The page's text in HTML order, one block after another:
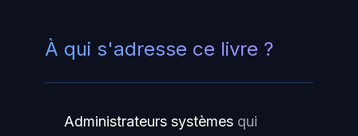
À qui s'adresse ce livre ?
Administrateurs systèmes qui